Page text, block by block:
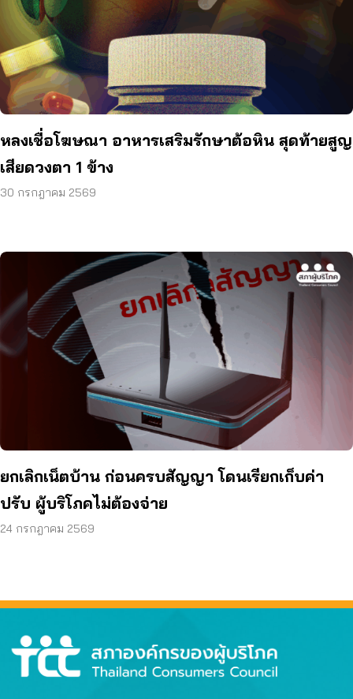
หลงเชื่อโฆษณา อาหารเสริมรักษาต้อหิน สุดท้ายสูญ
เสียดวงตา 1 ข้าง
30 กรกฎาคม 2569
ยกเลิกเน็ตบ้าน ก่อนครบสัญญา โดนเรียกเก็บค่า
ปรับ ผู้บริโภคไม่ต้องจ่าย
24 กรกฎาคม 2569